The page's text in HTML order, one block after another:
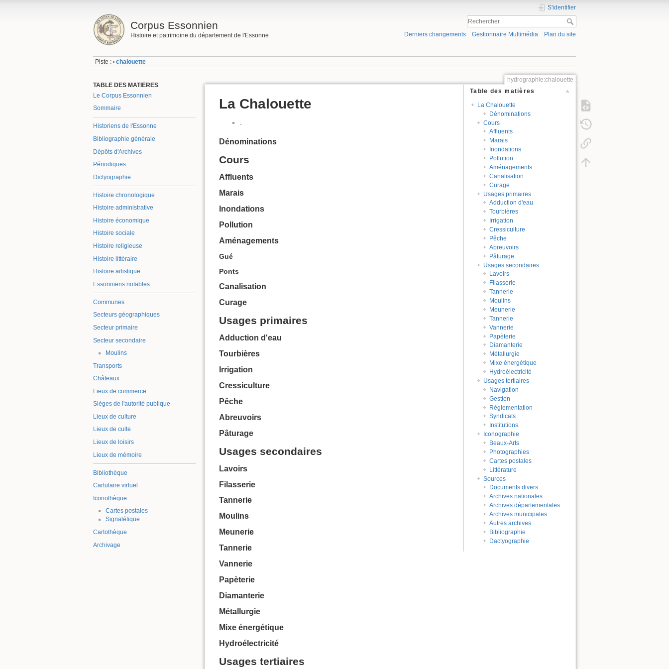
Corpus Essonnien
Histoire et patrimoine du département de l'Essonne
S'identifier
Derniers changements Gestionnaire Multimédia Plan du site
Piste : • chalouette
TABLE DES MATIÈRES
Le Corpus Essonnien
Sommaire
Historiens de l'Essonne
Bibliographie générale
Dépôts d'Archives
Périodiques
Dictyographie
Histoire chronologique
Histoire administrative
Histoire économique
Histoire sociale
Histoire religieuse
Histoire littéraire
Histoire artistique
Essonniens notables
Communes
Secteurs géographiques
Secteur primaire
Secteur secondaire
Moulins
Transports
Châteaux
Lieux de commerce
Sièges de l'autorité publique
Lieux de culture
Lieux de culte
Lieux de loisirs
Lieux de mémoire
Bibliothèque
Cartulaire virtuel
Iconothèque
Cartes postales
Signalétique
Cartothèque
Archivage
hydrographie:chalouette
Table des matières
La Chalouette
Dénominations
Cours
Affluents
Marais
Inondations
Pollution
Aménagements
Canalisation
Curage
Usages primaires
Adduction d'eau
Tourbières
Irrigation
Cressiculture
Pêche
Abreuvoirs
Pâturage
Usages secondaires
Lavoirs
Filasserie
Tannerie
Moulins
Meunerie
Tannerie
Vannerie
Papèterie
Diamanterie
Métallurgie
Mixe énergétique
Hydroélectricité
Usages tertiaires
Navigation
Gestion
Règlementation
Syndicats
Institutions
Iconographie
Beaux-Arts
Photographies
Cartes postales
Littérature
Sources
Documents divers
Archives nationales
Archives départementales
Archives municipales
Autres archives
Bibliographie
Dactyographie
La Chalouette
.
Dénominations
Cours
Affluents
Marais
Inondations
Pollution
Aménagements
Gué
Ponts
Canalisation
Curage
Usages primaires
Adduction d'eau
Tourbières
Irrigation
Cressiculture
Pêche
Abreuvoirs
Pâturage
Usages secondaires
Lavoirs
Filasserie
Tannerie
Moulins
Meunerie
Tannerie
Vannerie
Papèterie
Diamanterie
Métallurgie
Mixe énergétique
Hydroélectricité
Usages tertiaires